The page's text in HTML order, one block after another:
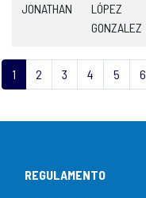
JONATHAN
LÓPEZ
GONZALEZ
1 2 3 4 5 6
REGULAMENTO